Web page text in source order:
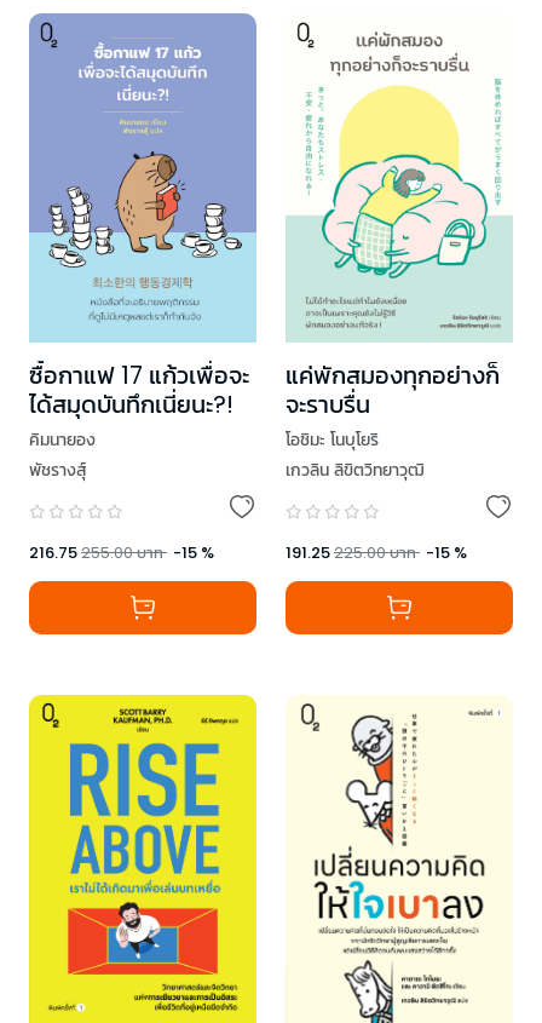
ซื้อกาแฟ 17 แก้วเพื่อจะ
ได้สมุดบันทึกเนี่ยนะ?!
คิมนายอง
พัชรางสุ์
216.75255.00บาท -15 %
แค่พักสมองทุกอย่างก็
จะราบรื่น
โอชิมะ โนบุโยริ
เกวลิน ลิขิตวิทยาวุฒิ
191.25225.00บาท -15 %